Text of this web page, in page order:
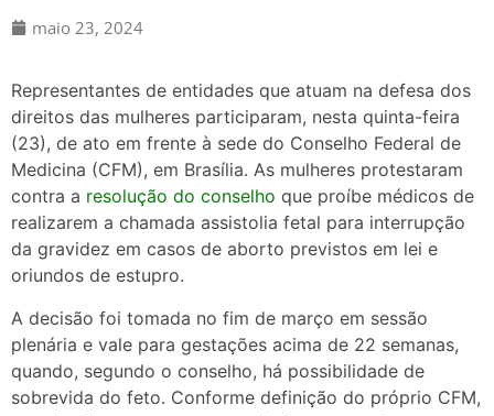
maio 23, 2024
Representantes de entidades que atuam na defesa dos
direitos das mulheres participaram, nesta quinta-feira
(23), de ato em frente à sede do Conselho Federal de
Medicina (CFM), em Brasília. As mulheres protestaram
contra a resolução do conselho que proíbe médicos de
realizarem a chamada assistolia fetal para interrupção
da gravidez em casos de aborto previstos em lei e
oriundos de estupro.
A decisão foi tomada no fim de março em sessão
plenária e vale para gestações acima de 22 semanas,
quando, segundo o conselho, há possibilidade de
sobrevida do feto. Conforme definição do próprio CFM,